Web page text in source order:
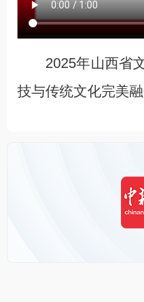
2025年山西省文
技与传统文化完美